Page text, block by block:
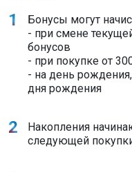
Бонусы могут
- при смене
бонусов
- при покупке от
- на день
дня рождения
Накопления
следующей